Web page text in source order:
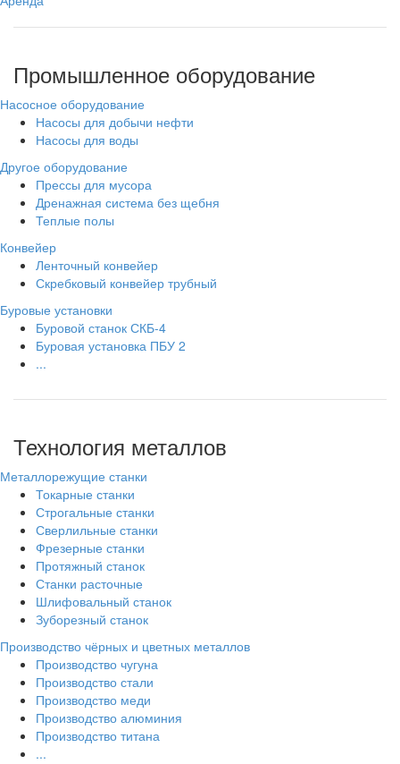
Промышленное оборудование
Насосное оборудование
Насосы для добычи нефти
Насосы для воды
Другое оборудование
Прессы для мусора
Дренажная система без щебня
Теплые полы
Конвейер
Ленточный конвейер
Скребковый конвейер трубный
Буровые установки
Буровой станок СКБ-4
Буровая установка ПБУ 2
...
Технология металлов
Металлорежущие станки
Токарные станки
Строгальные станки
Сверлильные станки
Фрезерные станки
Протяжный станок
Станки расточные
Шлифовальный станок
Зуборезный станок
Производство чёрных и цветных металлов
Производство чугуна
Производство стали
Производство меди
Производство алюминия
Производство титана
...